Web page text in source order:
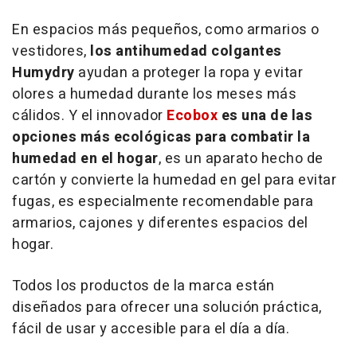
En espacios más pequeños, como armarios o
vestidores, los antihumedad colgantes
Humydry ayudan a proteger la ropa y evitar
olores a humedad durante los meses más
cálidos. Y el innovador Ecobox es una de las
opciones más ecológicas para combatir la
humedad en el hogar, es un aparato hecho de
cartón y convierte la humedad en gel para evitar
fugas, es especialmente recomendable para
armarios, cajones y diferentes espacios del
hogar.
Todos los productos de la marca están
diseñados para ofrecer una solución práctica,
fácil de usar y accesible para el día a día.